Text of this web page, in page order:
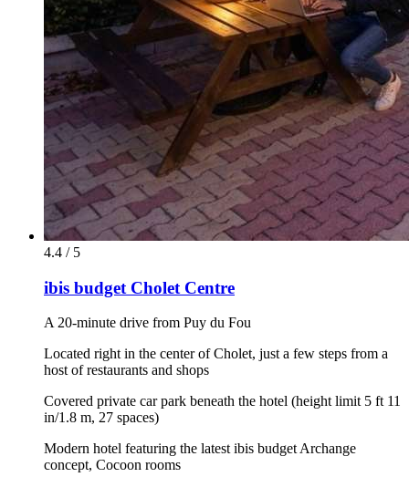
4.4 / 5
ibis budget Cholet Centre
A 20-minute drive from Puy du Fou
Located right in the center of Cholet, just a few steps from a
host of restaurants and shops
Covered private car park beneath the hotel (height limit 5 ft 11
in/1.8 m, 27 spaces)
Modern hotel featuring the latest ibis budget Archange
concept, Cocoon rooms